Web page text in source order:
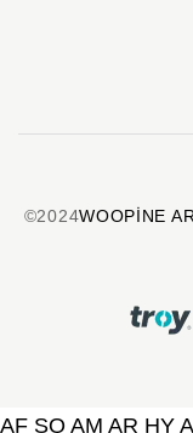
©2024WOOPINE
AF SQ AM AR HY